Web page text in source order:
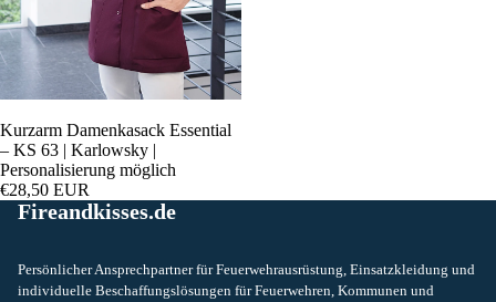
Kurzarm Damenkasack Essential
– KS 63 | Karlowsky |
Personalisierung möglich
€28,50 EUR
Fireandkisses.de
Persönlicher Ansprechpartner für Feuerwehrausrüstung, Einsatzkleidung und
individuelle Beschaffungslösungen für Feuerwehren, Kommunen und